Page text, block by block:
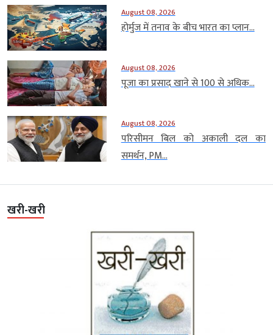
August 08, 2026
होर्मुज में तनाव के बीच भारत का प्लान...
August 08, 2026
पूजा का प्रसाद खाने से 100 से अधिक...
August 08, 2026
परिसीमन बिल को अकाली दल का
समर्थन, PM...
खरी-खरी